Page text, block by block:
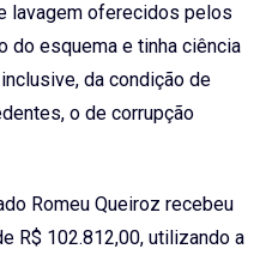
lavagem oferecidos pelos
do esquema e tinha ciência
da condição de
o de corrupção
Romeu Queiroz recebeu
R$ 102.812,00, utilizando a